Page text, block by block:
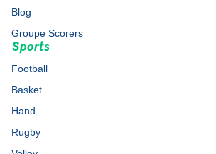
Blog
Groupe Scorers
Sports
Football
Basket
Hand
Rugby